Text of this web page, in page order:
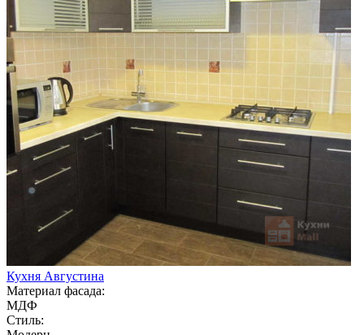
Кухня Августина
Материал фасада:
МДФ
Стиль: